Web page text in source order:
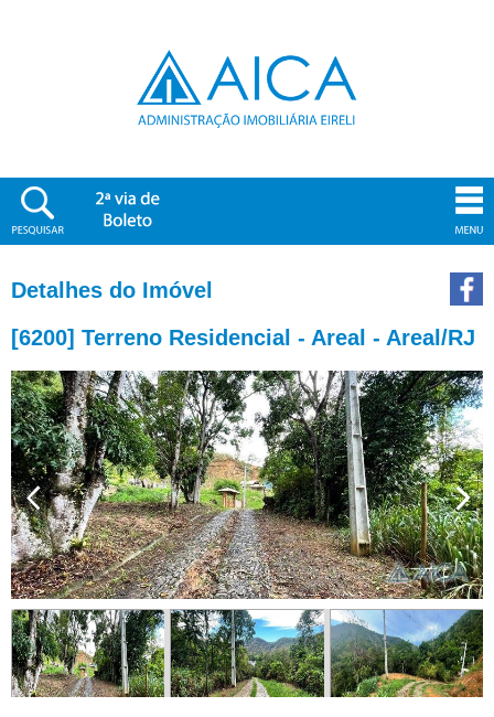
Detalhes do Imóvel
[6200] Terreno Residencial - Areal - Areal/RJ